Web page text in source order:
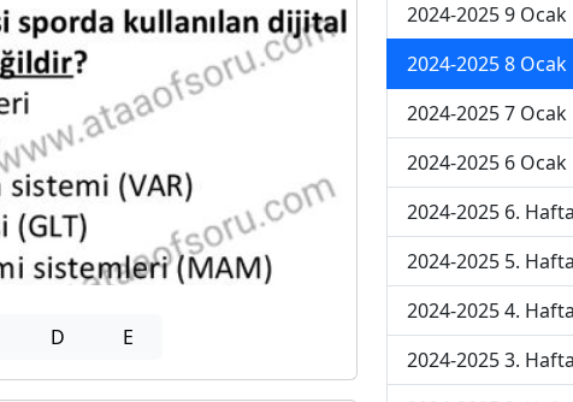
D E
2024-2025 9 Ocak
2024-2025 8 Ocak
2024-2025 7 Ocak
2024-2025 6 Ocak
2024-2025 6. Hafta
2024-2025 5. Hafta
2024-2025 4. Hafta
2024-2025 3. Hafta